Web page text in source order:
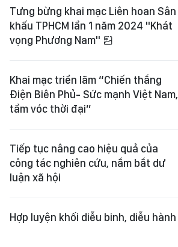
Tưng bừng khai mạc Liên hoan Sân
khấu TPHCM lần 1 năm 2024 "Khát
vọng Phương Nam"
Khai mạc triển lãm “Chiến thắng
Điện Biên Phủ- Sức mạnh Việt Nam,
tầm vóc thời đại”
Tiếp tục nâng cao hiệu quả của
công tác nghiên cứu, nắm bắt dư
luận xã hội
Hợp luyện khối diễu binh, diễu hành